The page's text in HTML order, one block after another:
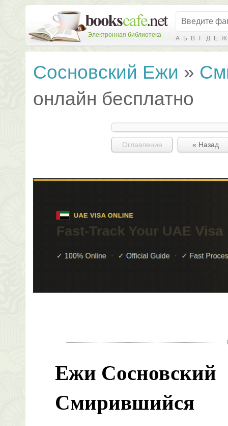
Электронная библиотека А Б В Г Д Е Ж
Сосновский Ежи »
онлайн бесплатно
Оглавление « Назад
Ежи Сосновский
Смирившийся